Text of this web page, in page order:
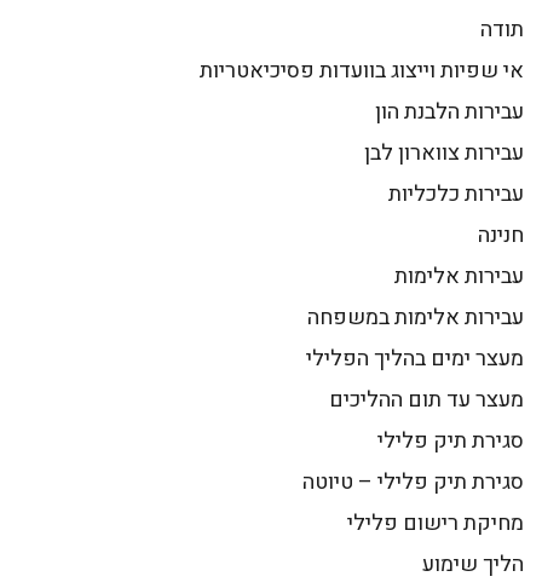
תודה
אי שפיות וייצוג בוועדות פסיכיאטריות
עבירות הלבנת הון
עבירות צווארון לבן
עבירות כלכליות
חנינה
עבירות אלימות
עבירות אלימות במשפחה
מעצר ימים בהליך הפלילי
מעצר עד תום ההליכים
סגירת תיק פלילי
סגירת תיק פלילי – טיוטה
מחיקת רישום פלילי
הליך שימוע